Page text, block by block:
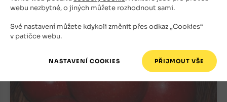
webu nezbytné, o jiných můžete rozhodnout sami.
Své nastavení můžete kdykoli změnit přes odkaz „Cookies“
v patičce webu.
-